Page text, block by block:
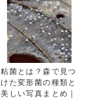
粘菌とは？森で見つ
けた変形菌の種類と
美しい写真まとめ｜